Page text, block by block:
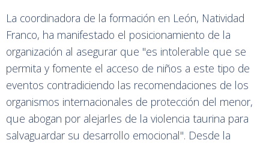
La coordinadora de la formación en León, Natividad
Franco, ha manifestado el posicionamiento de la
organización al asegurar que "es intolerable que se
permita y fomente el acceso de niños a este tipo de
eventos contradiciendo las recomendaciones de los
organismos internacionales de protección del menor,
que abogan por alejarles de la violencia taurina para
salvaguardar su desarrollo emocional". Desde la